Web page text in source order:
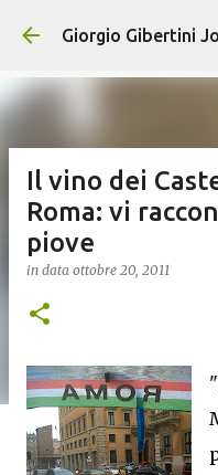
Passa ai
Giorgio Gibertini
Il vino dei
Roma: vi
piove
in data ottobre 20, 2011